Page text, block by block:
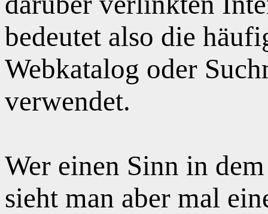
bedeutet also die
Webkatalog oder
verwendet.
Wer einen Sinn in
sieht man aber mal